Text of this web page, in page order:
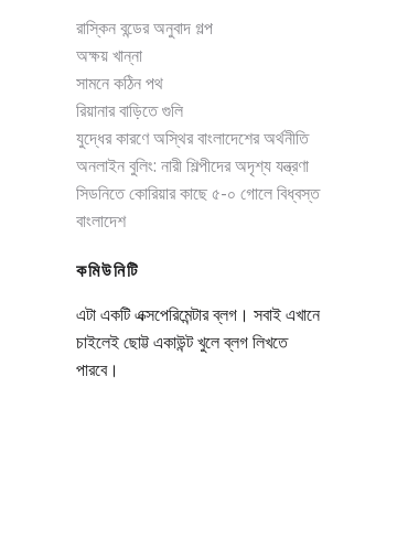
রাস্কিন বন্ডের অনুবাদ গল্প
অক্ষয় খান্না
সামনে কঠিন পথ
রিয়ানার বাড়িতে গুলি
যুদ্ধের কারণে অস্থির বাংলাদেশের অর্থনীতি
অনলাইন বুলিং: নারী শিল্পীদের অদৃশ্য যন্ত্রণা
সিডনিতে কোরিয়ার কাছে ৫-০ গোলে বিধ্বস্ত
বাংলাদেশ
কমিউনিটি
এটা একটি এক্সপেরিমেন্টার ব্লগ। সবাই এখানে
চাইলেই ছোট্ট একাউন্ট খুলে ব্লগ লিখতে
পারবে।